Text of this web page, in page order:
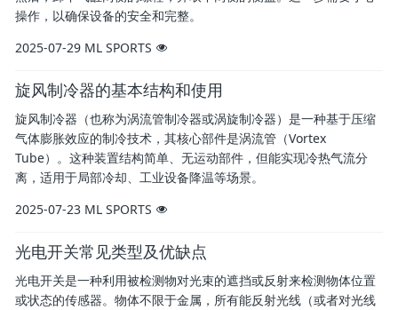
操作，以确保设备的安全和完整。
2025-07-29 ML SPORTS
旋风制冷器的基本结构和使用
旋风制冷器（也称为涡流管制冷器或涡旋制冷器）是一种基于压缩
气体膨胀效应的制冷技术，其核心部件是涡流管（Vortex
Tube）。这种装置结构简单、无运动部件，但能实现冷热气流分
离，适用于局部冷却、工业设备降温等场景。
2025-07-23 ML SPORTS
光电开关常见类型及优缺点
光电开关是一种利用被检测物对光束的遮挡或反射来检测物体位置
或状态的传感器。物体不限于金属，所有能反射光线（或者对光线